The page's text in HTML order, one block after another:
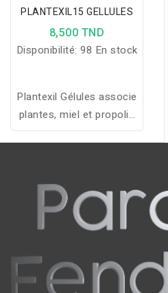
PLANTEXIL15 GELLULES
8,500 TND
Disponibilité: 98 En stock
Plantexil Gélules associe
plantes, miel et propolis
pour apaiser la toux
renforcer les défenses
naturelles.